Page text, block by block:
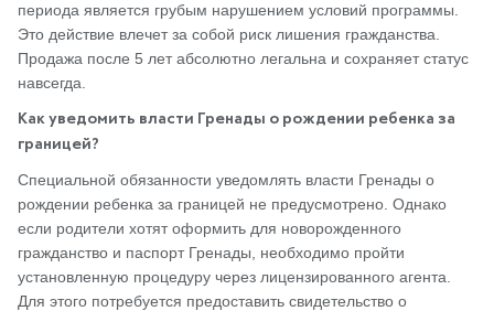
периода является грубым нарушением условий программы.
Это действие влечет за собой риск лишения гражданства.
Продажа после 5 лет абсолютно легальна и сохраняет статус
навсегда.
Как уведомить власти Гренады о рождении ребенка за
границей?
Специальной обязанности уведомлять власти Гренады о
рождении ребенка за границей не предусмотрено. Однако
если родители хотят оформить для новорожденного
гражданство и паспорт Гренады, необходимо пройти
установленную процедуру через лицензированного агента.
Для этого потребуется предоставить свидетельство о